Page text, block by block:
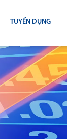
TUYỂN DỤNG